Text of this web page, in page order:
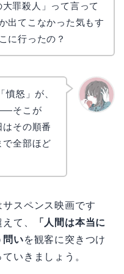
罪殺人」って言って
出てこなかった気もす
に行ったの？
怒」が、
そこが
はその順番
で全部ほど
スペンス映画です
て、
「人間は本当に
問いを観客に突きつけ
いきましょう。